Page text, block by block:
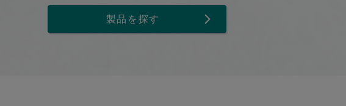
製品を探す